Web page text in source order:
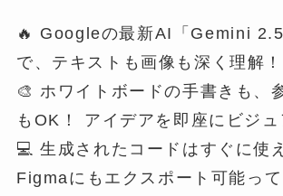
🔥 Googleの最新AI「Gemini
で、テキストも画像も深く理解！
🎨 ホワイトボードの手書きも、
もOK！ アイデアを即座にビジュ
💻 生成されたコードはすぐに使
Figmaにもエクスポート可能っ